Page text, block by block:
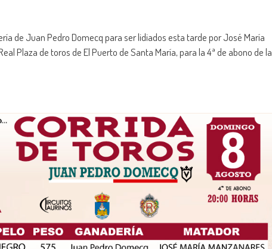
de Juan Pedro Domecq para ser lidiados esta tarde por José María
Plaza de toros de El Puerto de Santa María, para la 4ª de abono de la